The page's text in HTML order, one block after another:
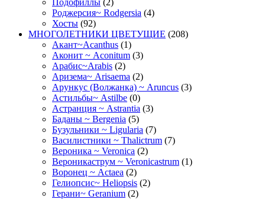
Подофиллы (2)
Роджерсия~ Rodgersia (4)
Хосты (92)
МНОГОЛЕТНИКИ ЦВЕТУЩИЕ (208)
Акант~Acanthus (1)
Аконит ~ Aconitum (3)
Арабис~Arabis (2)
Аризема~ Arisaema (2)
Арункус (Волжанка) ~ Aruncus (3)
Астильбы~ Astilbe (0)
Астранция ~ Astrantia (3)
Баданы ~ Bergenia (5)
Бузульники ~ Ligularia (7)
Василистники ~ Thalictrum (7)
Вероника ~ Veronica (2)
Вероникаструм ~ Veronicastrum (1)
Воронец ~ Actaea (2)
Гелиопсис~ Heliopsis (2)
Герани~ Geranium (2)